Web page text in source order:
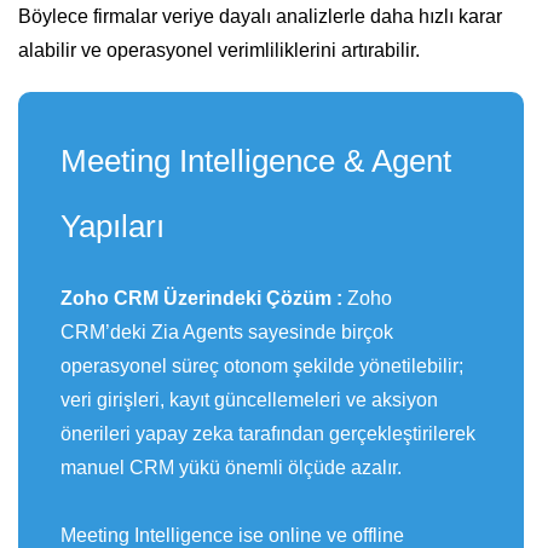
Böylece firmalar veriye dayalı analizlerle daha hızlı karar
alabilir ve operasyonel verimliliklerini artırabilir.
Meeting Intelligence & Agent
Yapıları
Zoho CRM Üzerindeki Çözüm : Zoho
CRM’deki Zia Agents sayesinde birçok
operasyonel süreç otonom şekilde yönetilebilir;
veri girişleri, kayıt güncellemeleri ve aksiyon
önerileri yapay zeka tarafından gerçekleştirilerek
manuel CRM yükü önemli ölçüde azalır.
Meeting Intelligence ise online ve offline